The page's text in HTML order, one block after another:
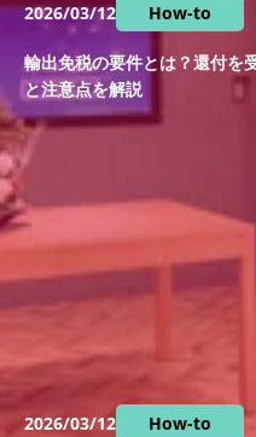
2026/03/12 How-to
輸出免税の要件とは？還付を
と注意点を解説
2026/03/12 How-to